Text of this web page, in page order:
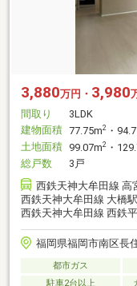
3,880万円・ 3,980
間取り
3LDK
建物面積 77.75m2 ・
土地面積 99.07m2 ・
総戸数
3戸
西鉄天神大牟田線 高
西鉄天神大牟田線 大橋
西鉄天神大牟田線 西鉄
福岡県福岡市南区長
都市ガス
駐車2台以上